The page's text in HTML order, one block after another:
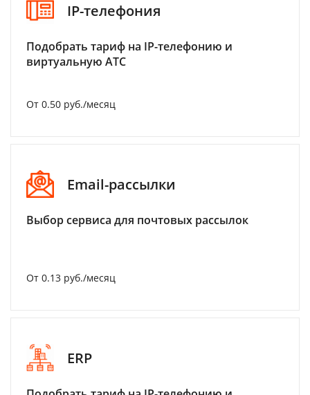
IP-телефония
Подобрать тариф на IP-телефонию и
виртуальную АТС
От 0.50 руб./месяц
Email-рассылки
Выбор сервиса для почтовых рассылок
От 0.13 руб./месяц
ERP